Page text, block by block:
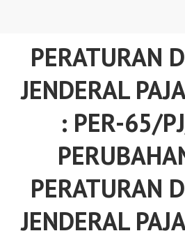
PERATURAN
JENDERAL
: PER-65/
PERATURAN
JENDERAL